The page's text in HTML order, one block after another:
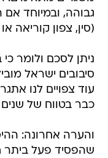
גבוהה, ובמיוחד
(סין, צפון קוריאה
עוד צפויים לנו
כבר בטווח של שנים
והערה אחרונה:
שהפסיד פעל ביתר